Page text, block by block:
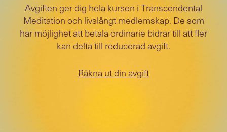
Avgiften ger dig hela kursen i Transcendental
Meditation och livslångt medlemskap. De som
har möjlighet att betala ordinarie bidrar till att fler
Räkna ut din avgift